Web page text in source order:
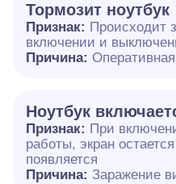
Тормозит ноутбук
Признак: Происходит
включении и
Причина:
Ноутбук
Признак: При
работы, экран
появляется
Причина: Заражение